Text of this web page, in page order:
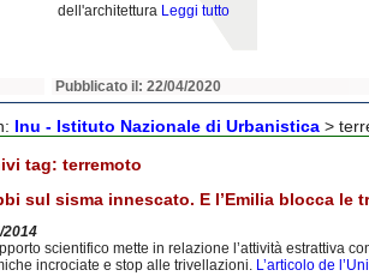
dell'architettura Leggi tutto
Pubblicato il: 22/04/2020
Inu - Istituto Nazionale di Urbanistica >
tag: terremoto
sul sisma innescato. E l’Emilia blocca le
2014
scientifico mette in relazione l’attività estrattiva
incrociate e stop alle trivellazioni. L’articolo de